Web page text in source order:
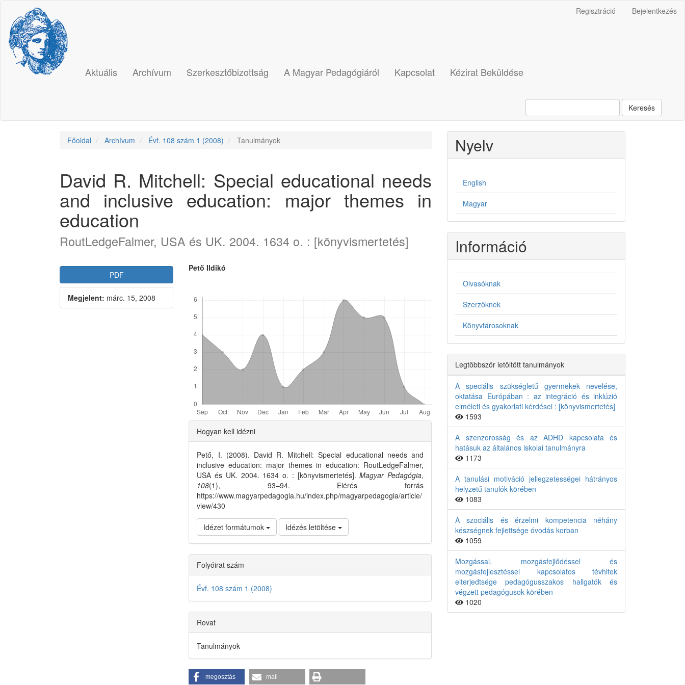
Navigation
Main
Content
Sidebar
Regisztráció Bejelentkezés
Aktuális Archívum Szerkesztőbizottság A Magyar Pedagógiáról Kapcsolat Kézirat Beküldése
Keresés
Főoldal Archívum Évf. 108 szám 1 (2008) Tanulmányok
David R. Mitchell: Special educational needs
and inclusive education: major themes in
education
RoutLedgeFalmer, USA és UK. 2004. 1634 o. : [könyvismertetés]
Article
Sidebar
PDF
Megjelent: márc. 15, 2008
Main
Content
Pető Ildikó
Article
Details
Hogyan kell idézni
Pető, I. (2008). David R. Mitchell: Special educational needs and
inclusive education: major themes in education: RoutLedgeFalmer,
USA és UK. 2004. 1634 o. : [könyvismertetés].Magyar Pedagógia,
108(1), 93–94. Elérés forrás
https://www.magyarpedagogia.hu/index.php/magyarpedagogia/article/
view/430
Idézet formátumok Idézés letöltése
Folyóirat szám
Évf. 108 szám 1 (2008)
Rovat
Tanulmányok
megosztás mail
Nyelv
English
Magyar
Információ
Olvasóknak
Szerzőknek
Könyvtárosoknak
Legtöbbször letöltött tanulmányok
A speciális szükségletű gyermekek nevelése,
oktatása Európában : az integráció és inklúzió
elméleti és gyakorlati kérdései : [könyvismertetés]
1593
A szenzorosság és az ADHD kapcsolata és
hatásuk az általános iskolai tanulmányra
1173
A tanulási motiváció jellegzetességei hátrányos
helyzetű tanulók körében
1083
A szociális és érzelmi kompetencia néhány
készségnek fejlettsége óvodás korban
1059
Mozgással, mozgásfejlődéssel és
mozgásfejlesztéssel kapcsolatos tévhitek
elterjedtsége pedagógusszakos hallgatók és
végzett pedagógusok körében
1020